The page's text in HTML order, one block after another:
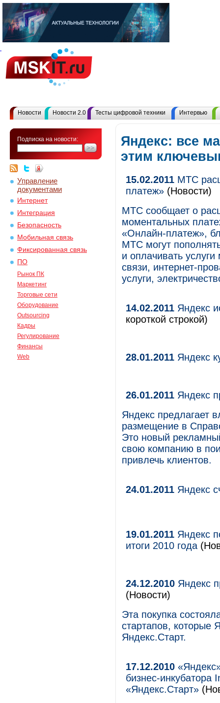
Новости Новости 2.0 Тесты цифровой техники Интервью
Подписка на новости:
Управление
документами
Интернет
Интеграция
Безопасность
Мобильная связь
Фиксированная связь
ПО
Рынок ПК
Маркетинг
Торговые сети
Оборудование
Outsourcing
Кадры
Регулирование
Финансы
Web
Яндекс: все
этим
15.02.2011 МТС
платеж» (Новости)
МТС сообщает о
моментальных
«Онлайн-платеж»,
МТС могут
и оплачивать
связи, интернет-
услуги,
14.02.2011 Яндекс
короткой строкой)
28.01.2011 Яндекс
26.01.2011 Яндекс
Яндекс предлагает
размещение в
Это новый
свою компанию в
привлечь клиентов.
24.01.2011 Яндекс
19.01.2011 Яндекс
итоги 2010 года
24.12.2010 Яндекс
(Новости)
Эта покупка
стартапов, которые
Яндекс.Старт.
17.12.2010
бизнес-
«Яндекс.Старт»